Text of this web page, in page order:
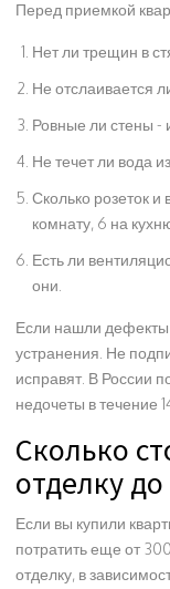
Перед приемкой
Нет ли трещин в
Не отслаивается
Ровные ли стены -
Не течет ли вода
Сколько розеток
комнату, 6 на
Есть ли
они.
Если нашли дефекты
устранения. Не
исправят. В России
недочеты в течение
Сколько
отделку
Если вы купили
потратить еще от
отделку, в